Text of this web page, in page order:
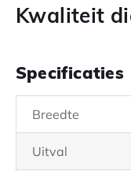
Kwaliteit
Specificaties
Breedte
Uitval